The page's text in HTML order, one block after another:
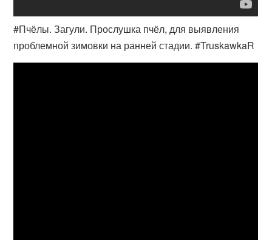
#Пчёлы. Загули. Прослушка пчёл, для выявления
проблемной зимовки на ранней стадии. #TruskawkaR